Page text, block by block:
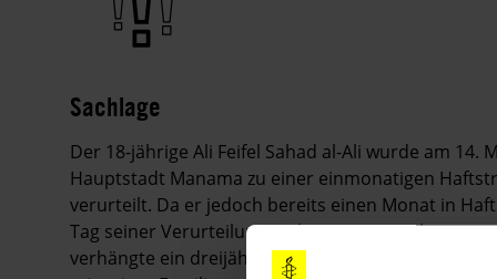
Sachlage
Der 18-jährige Ali Feifel Sahad al-Ali wurde am
Hauptstadt Manama zu einer einmonatigen
verurteilt. Da er jedoch bereits einen Monat in
Tag seiner Verurteilung verlassen. Der Richter
verhängte ein dreijähriges Einreiseverbot gegen